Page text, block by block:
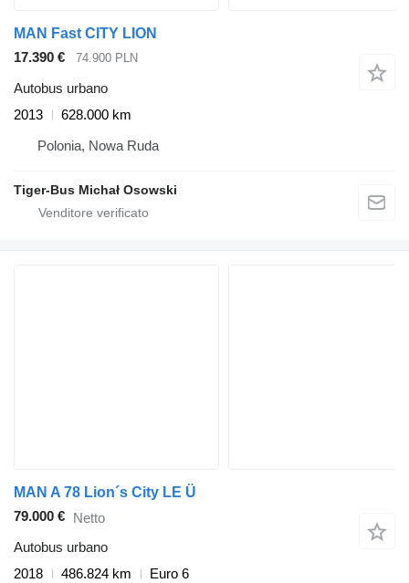
MAN Fast CITY LION
17.390 €
74.900 PLN
Autobus urbano
2013
628.000 km
Polonia, Nowa Ruda
Tiger-Bus Michał Osowski
MAN A 78 Lion´s City LE Ü
79.000 € Netto
Autobus urbano
2018
486.824 km
Euro 6